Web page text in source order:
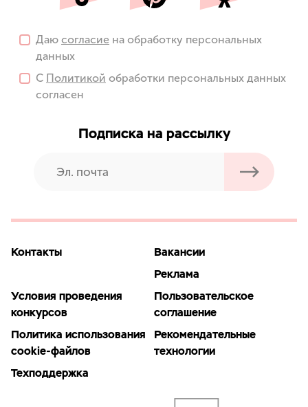
Даю согласие на обработку персональных
данных
С Политикой обработки персональных данных
согласен
Подписка на рассылку
Контакты
Вакансии
Реклама
Условия проведения
конкурсов
Пользовательское
соглашение
Политика использования
cookie-файлов
Рекомендательные
технологии
Техподдержка